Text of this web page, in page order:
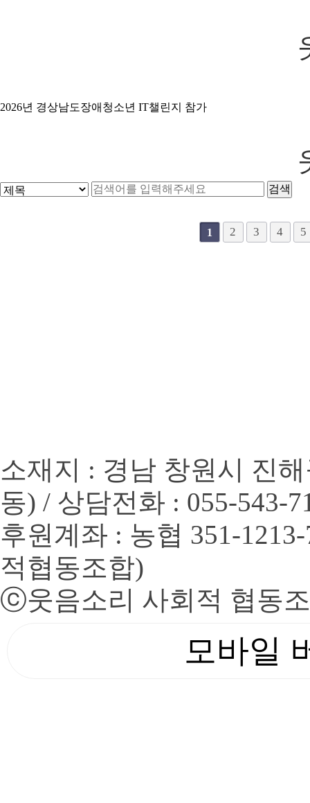
2026년 경상남도장애청소년 IT챌린지 참가
1 2 3 4 5
소재지 : 경남 창원시 진
동) / 상담전화 : 055-543-
후원계좌 : 농협 351-
적협동조합)
ⓒ웃음소리 사회적 협동
모바일